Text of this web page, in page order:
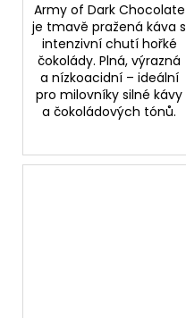
Army of Dark Chocolate
je tmavě pražená káva s
intenzivní chutí hořké
čokolády. Plná, výrazná
a nízkoacidní – ideální
pro milovníky silné kávy
a čokoládových tónů.